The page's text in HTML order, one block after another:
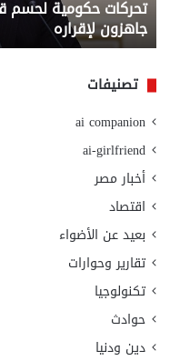
تحركات حكومية لحسم
جاهزون لإقراره
تصنيفات
ai companion
ai-girlfriend
أخبار مصر
اقتصاد
بعيد عن الأضواء
تقارير وحوارات
تكنولوجيا
حوادث
دين ودنيا